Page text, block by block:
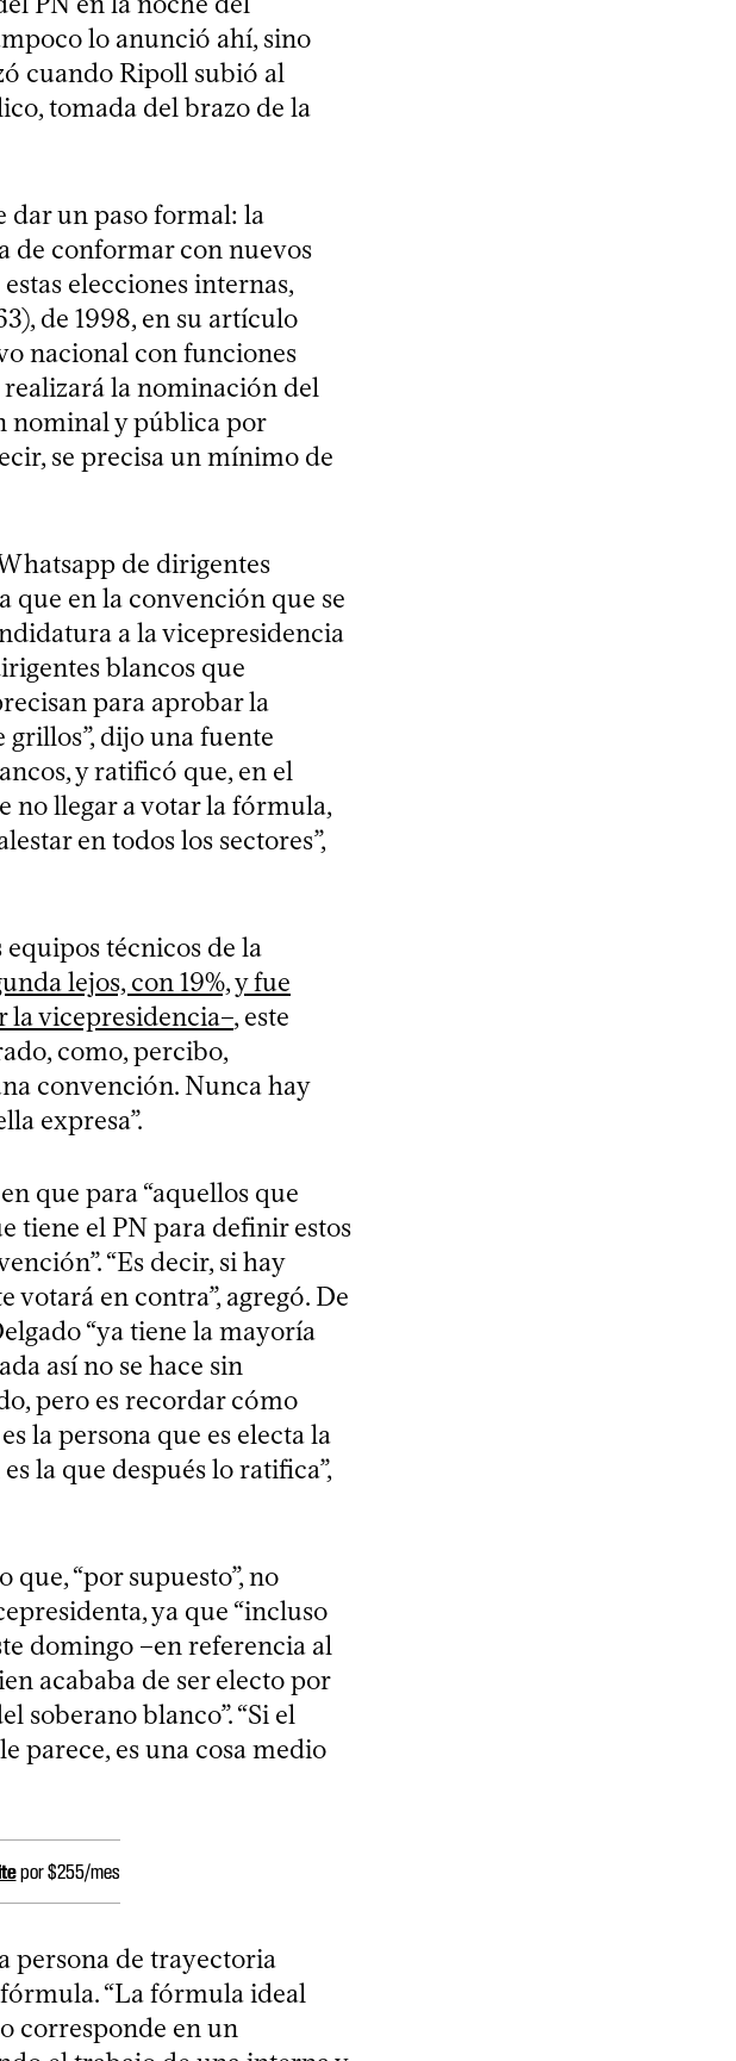
lo anunció ahí, sino
cuando Ripoll subió al
tomada del brazo de la
dar un paso formal: la
de conformar con nuevos
elecciones internas,
de 1998, en su artículo
nacional con funciones
la nominación del
nominal y pública por
se precisa un mínimo de
de dirigentes
que en la convención que se
a la vicepresidencia
blancos que
para aprobar la
dijo una fuente
y ratificó que, en el
no llegar a votar la fórmula,
en todos los sectores”,
técnicos de la
lejos, con 19%, y fue
la vicepresidencia–, este
como, percibo,
convención. Nunca hay
expresa”.
que para “aquellos que
tiene el PN para definir estos
“Es decir, si hay
votará en contra”, agregó. De
“ya tiene la mayoría
así no se hace sin
pero es recordar cómo
la persona que es electa la
la que después lo ratifica”,
“por supuesto”, no
ya que “incluso
domingo –en referencia al
acababa de ser electo por
soberano blanco”. “Si el
parece, es una cosa medio
por $255/mes
persona de trayectoria
fórmula. “La fórmula ideal
corresponde en un